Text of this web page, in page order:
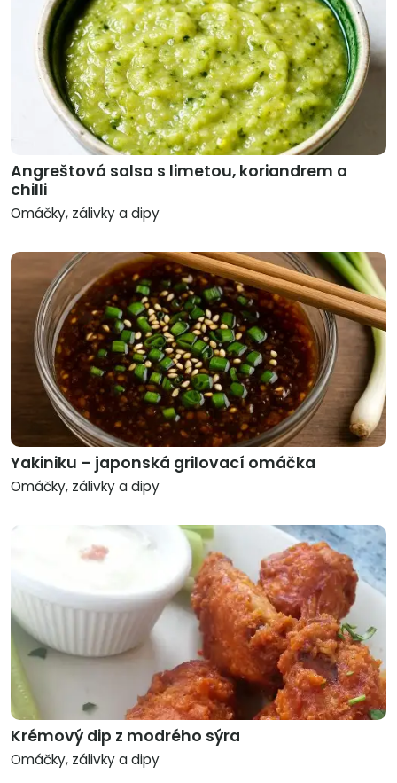
Angreštová salsa s limetou, koriandrem a
chilli
Omáčky, zálivky a dipy
Yakiniku – japonská grilovací omáčka
Omáčky, zálivky a dipy
Krémový dip z modrého sýra
Omáčky, zálivky a dipy